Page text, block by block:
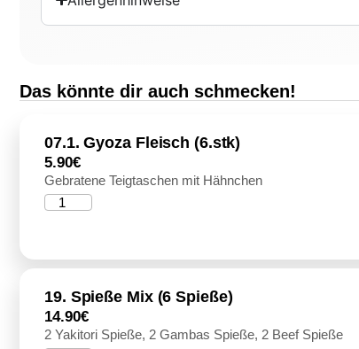
Das könnte dir auch schmecken!
07.1. Gyoza Fleisch (6.stk)
5.90€
Gebratene Teigtaschen mit Hähnchen
19. Spieße Mix (6 Spieße)
14.90€
2 Yakitori Spieße, 2 Gambas Spieße, 2 Beef Spieße